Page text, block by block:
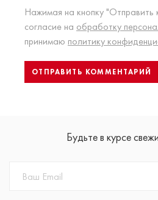
Нажимая на кнопку
согласие на обработку
принимаю политику
Будьте в курсе